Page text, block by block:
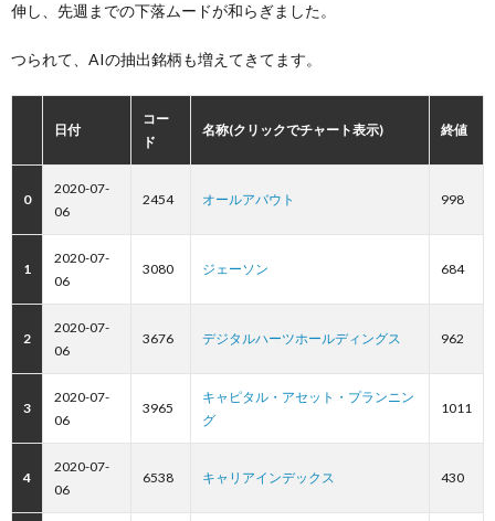
伸し、先週までの下落ムードが和らぎました。
つられて、AIの抽出銘柄も増えてきてます。
日付
コー
ド
名称(クリックでチャート表示) 終値
0
2020-07-
06
2454 オールアバウト 998
1
2020-07-
06
3080 ジェーソン 684
2
2020-07-
06
3676 デジタルハーツホールディングス 962
3
2020-07-
06
3965
キャピタル・アセット・プランニン
グ
1011
4
2020-07-
06
6538 キャリアインデックス 430